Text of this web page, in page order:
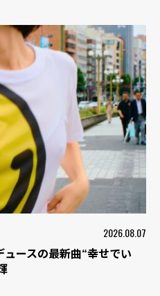
2026.08.07
ースの最新曲“幸せでい